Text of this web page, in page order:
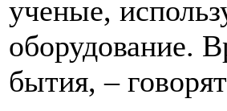
ученые,
оборудование.
бытия, –